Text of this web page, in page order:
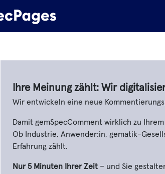
Ihre Meinung zählt: Wir
Wir entwickeln eine neue
Damit gemSpecComment wirklich zu
Ob Industrie, Anwender:in, gematik-
Erfahrung zählt.
Nur 5 Minuten Ihrer Zeit – und Sie